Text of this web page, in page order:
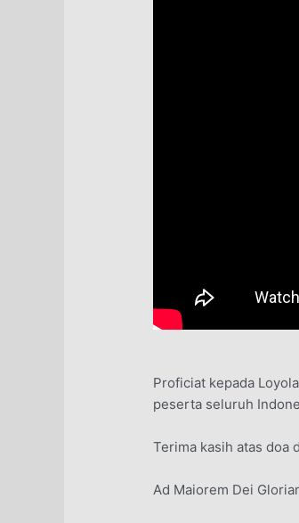
Proficiat kepada
peserta seluruh
Terima kasih atas doa
Ad Maiorem Dei